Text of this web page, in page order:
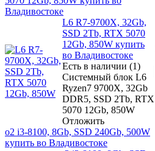
Владивостоке
L6 R7-9700X, 32Gb,
SSD 2Tb, RTX 5070
12Gb, 850W купить
во Владивостоке
Есть в наличии (1)
Системный блок L6
Ryzen7 9700X, 32Gb
DDR5, SSD 2Tb, RTX
5070 12Gb, 850W
Отложить
o2 i3-8100, 8Gb, SSD 240Gb, 500W
купить во Владивостоке